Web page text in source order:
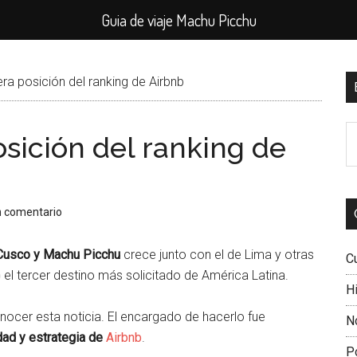
posición del ranking de Airbnb
del ranking de
comentario
y Machu Picchu crece junto con el de Lima y otras
tercer destino más solicitado de América Latina.
esta noticia. El encargado de hacerlo fue
y estrategia de Airbnb.
Guia de viaje Machu Picchu